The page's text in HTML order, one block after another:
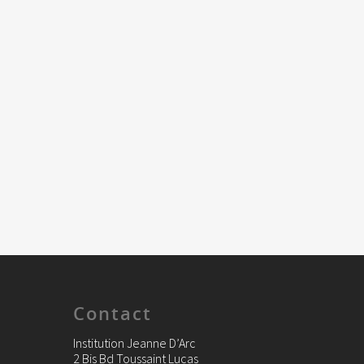
Contact
Institution Jeanne D’Arc
2 Bis Bd Toussaint Lucas